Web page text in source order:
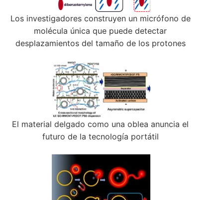
Los investigadores construyen un micrófono de
molécula única que puede detectar
desplazamientos del tamaño de los protones
El material delgado como una oblea anuncia el
futuro de la tecnología portátil